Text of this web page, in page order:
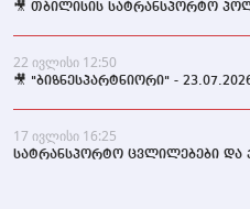
🎥 თბილისის სატრანსპორტო
22 ივლისი 12:50
🎥 "ბიზნესპარტნიორი" -
17 ივლისი 16:25
სატრანსპორტო ცვლილებები და